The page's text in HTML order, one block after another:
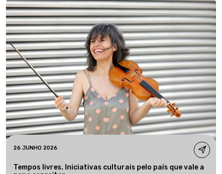
26 JUNHO 2026
Tempos livres. Iniciativas culturais pelo país que vale a